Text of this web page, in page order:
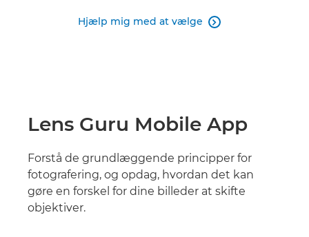
Hjælp mig med at vælge 
Lens Guru Mobile App
Forstå de grundlæggende principper for
fotografering, og opdag, hvordan det kan
gøre en forskel for dine billeder at skifte
objektiver.